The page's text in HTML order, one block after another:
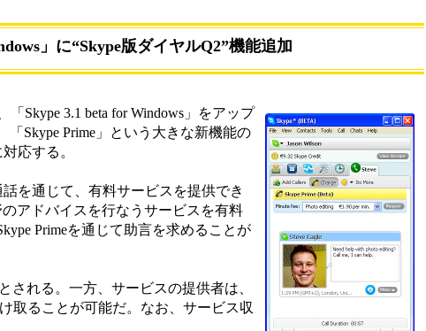
」に“Skype版ダイヤルQ2”機能追加
Skype 3.1 beta for Windows」をアップ
Skype Prime」という大きな新機能の
応する。
を通じて、有料サービスを提供でき
アドバイスを行なうサービスを有料
Primeを通じて助言を求めることが
される。一方、サービスの提供者は、
取ることが可能だ。なお、サービス収